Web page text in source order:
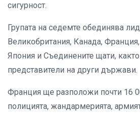
сигурност.
Групата на седемте обединява
Великобритания, Канада,
Япония и Съединените щати,
представители на други държави.
Франция ще разположи почти 16
полицията, жандармерията,